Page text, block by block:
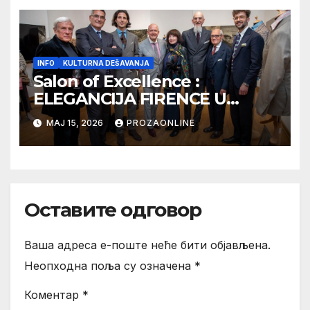
INFO KULTURNA DEŠAVANJA
Salon of Excellence :
ELEGANCIJA FIRENCE U
BEOGRADU: „ZRNO
LUDOSTI“ KAO SIMBOL
VRHUNSKOG ZANATSTVA
МАЈ 15, 2026 PROZAONLINE
Оставите одговор
Ваша адреса е-поште неће бити објављена.
Неопходна поља су означена *
Коментар *